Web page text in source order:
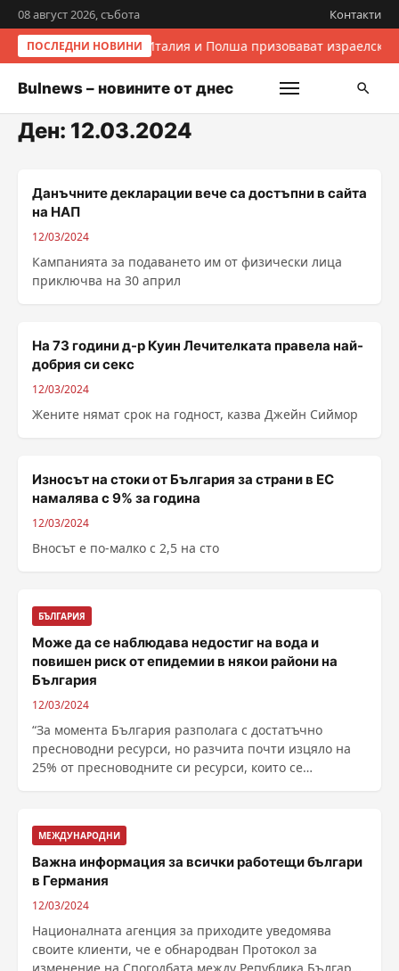
08 август 2026, събота Контакти
ПОСЛЕДНИ НОВИНИ Италия и Полша призовават
Bulnews – новините от днес
Ден: 12.03.2024
Данъчните декларации вече са достъпни в сайта
на НАП
12/03/2024
Кампанията за подаването им от физически лица
приключва на 30 април
На 73 години д-р Куин Лечителката правела най-
добрия си секс
12/03/2024
Жените нямат срок на годност, казва Джейн Сиймор
Износът на стоки от България за страни в ЕС
намалява с 9% за година
12/03/2024
Вносът е по-малко с 2,5 на сто
БЪЛГАРИЯ
Може да се наблюдава недостиг на вода и
повишен риск от епидемии в някои райони на
България
12/03/2024
“За момента България разполага с достатъчно
пресноводни ресурси, но разчита почти изцяло на
25% от пресноводните си ресурси, които се
МЕЖДУНАРОДНИ
Важна информация за всички работещи българи
в Германия
12/03/2024
Националната агенция за приходите уведомява
своите клиенти, че е обнародван Протокол за